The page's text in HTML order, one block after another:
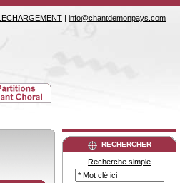
| info@chantdemonpays.com
RECHERCHER
Recherche simple